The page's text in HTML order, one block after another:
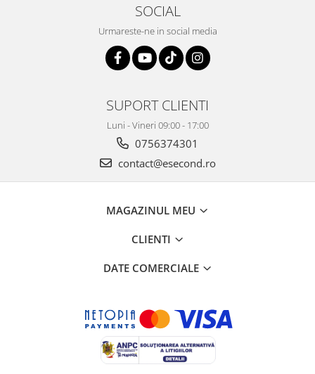
Camere video si sport
Home Cinema & Audio
SOCIAL
Urmareste-ne in social media
SUPORT CLIENTI
Luni - Vineri 09:00 - 17:00
0756374301
contact@esecond.ro
MAGAZINUL MEU
CLIENTI
DATE COMERCIALE